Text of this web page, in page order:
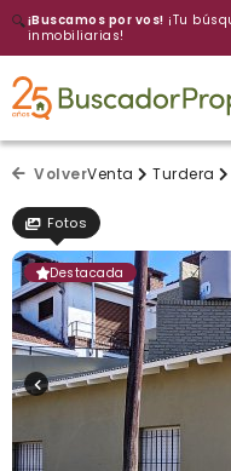
🔍¡Buscamos por vos! ¡Tu
inmobiliarias!
VolverVenta Turdera
Fotos
Destacada